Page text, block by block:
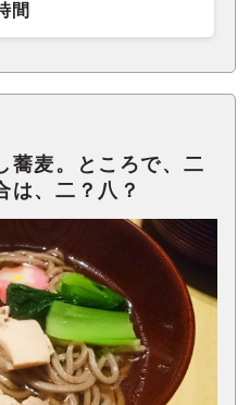
間
蕎麦。ところで、二
は、二？八？